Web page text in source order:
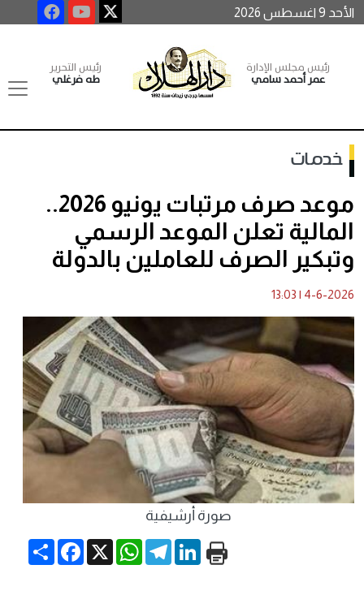
الأحد 9 اغسطس 2026
رئيس مجلس الإدارة
عمر أحمد سامي
رئيس التحرير
طه فرغلي
خدمات
موعد صرف مرتبات يونيو 2026..
المالية تعلن الموعد الرسمي
وتبكير الصرف للعاملين بالدولة
4-6-2026
|
13:03
صورة أرشيفية
Share
Facebook X
WhatsApp
TelegramLinkedIn